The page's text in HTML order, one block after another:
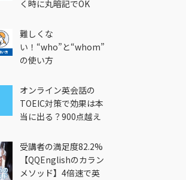
く時に丸暗記でOK
難しくな
い！“who”と“whom”
の使い方
オンライン英会話の
TOEIC対策で効果は本
当に出る？900点越え
受講者の満足度82.2%
【QQEnglishのカラン
メソッド】4倍速で英